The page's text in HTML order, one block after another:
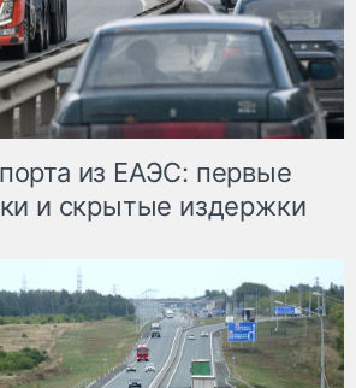
из ЕАЭС: первые
и скрытые издержки